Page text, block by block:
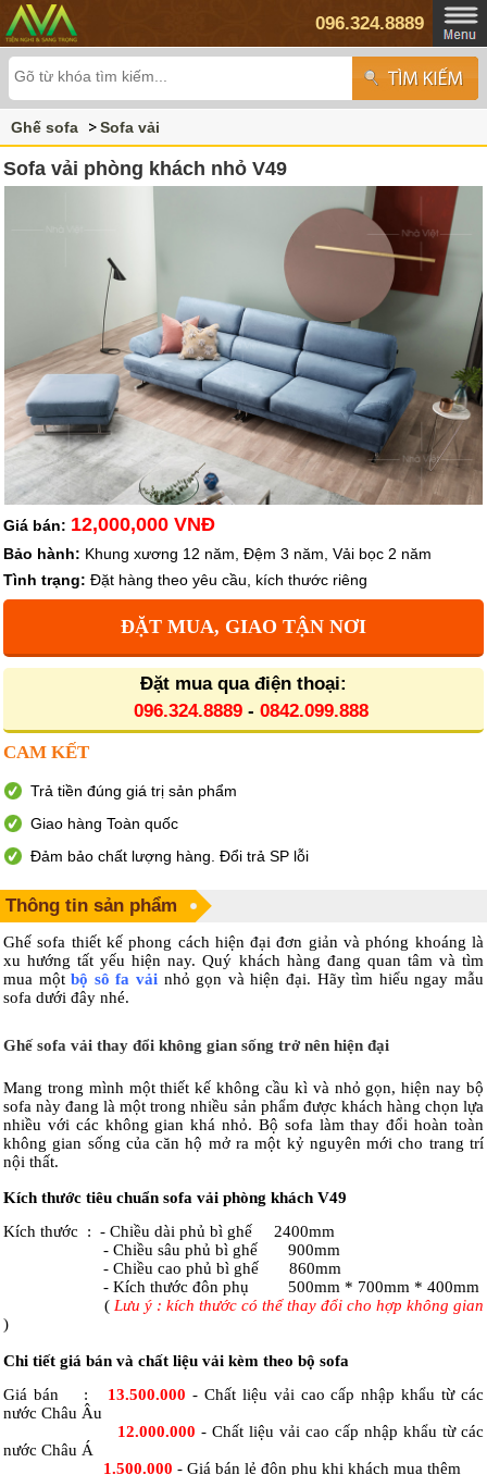
096.324.8889
Ghế sofa Sofa vải
Sofa vải phòng khách nhỏ V49
Giá bán: 12,000,000 VNĐ
Bảo hành: Khung xương 12 năm, Đệm 3 năm, Vải bọc 2 năm
Tình trạng: Đặt hàng theo yêu cầu, kích thước riêng
ĐẶT MUA, GIAO TẬN NƠI
Đặt mua qua điện thoại:
096.324.8889- 0842.099.888
CAM KẾT
Trả tiền đúng giá trị sản phẩm
Giao hàng Toàn quốc
Đảm bảo chất lượng hàng. Đổi trả SP lỗi
Thông tin sản phẩm
Ghế sofa thiết kế phong cách hiện đại đơn giản và phóng khoáng là
xu hướng tất yếu hiện nay. Quý khách hàng đang quan tâm và tìm
mua mộtbộ sô fa vải nhỏ gọn và hiện đại. Hãy tìm hiểu ngay mẫu
sofa dưới đây nhé.
Ghế sofa vải thay đổi không gian sống trở nên hiện đại
Mang trong mình một thiết kế không cầu kì và nhỏ gọn, hiện nay bộ
sofa này đang là một trong nhiều sản phẩm được khách hàng chọn lựa
nhiều với các không gian khá nhỏ. Bộ sofa làm thay đổi hoàn toàn
không gian sống của căn hộ mở ra một kỷ nguyên mới cho trang trí
nội thất.
Kích thước tiêu chuẩn sofa vải phòng khách V49
Kích thước : - Chiều dài phủ bì ghế 2400mm
- Chiều sâu phủ bì ghế 900mm
- Chiều cao phủ bì ghế 860mm
- Kích thước đôn phụ 500mm * 700mm * 400mm
( Lưu ý : kích thước có thể thay đổi cho hợp không gian
)
Chi tiết giá bán và chất liệu vải kèm theo bộ sofa
Giá bán : 13.500.000 - Chất liệu vải cao cấp nhập khẩu từ các
nước Châu Âu
12.000.000 - Chất liệu vải cao cấp nhập khẩu từ các
nước Châu Á
1.500.000 - Giá bán lẻ đôn phụ khi khách mua thêm